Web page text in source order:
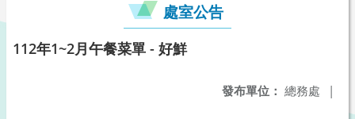
處室公告
112年1~2月午餐菜單 - 好鮮
發布單位： 總務處 |